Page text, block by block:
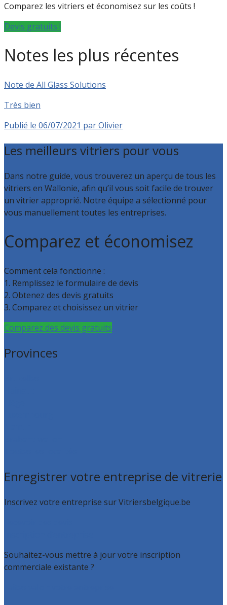
Comparez les vitriers et économisez sur les coûts !
Devis gratuits !
Notes les plus récentes
Note de All Glass Solutions
Très bien
Publié le 06/07/2021 par Olivier
Les meilleurs vitriers pour vous
Dans notre guide, vous trouverez un aperçu de tous les
vitriers en Wallonie, afin qu’il vous soit facile de trouver
un vitrier approprié. Notre équipe a sélectionné pour
vous manuellement toutes les entreprises.
Comparez et économisez
Comment cela fonctionne :
1. Remplissez le formulaire de devis
2. Obtenez des devis gratuits
3. Comparez et choisissez un vitrier
Comparez des devis gratuits
Provinces
Enregistrer votre entreprise de vitrerie
Inscrivez votre entreprise sur Vitriersbelgique.be
Souhaitez-vous mettre à jour votre inscription
commerciale existante ?